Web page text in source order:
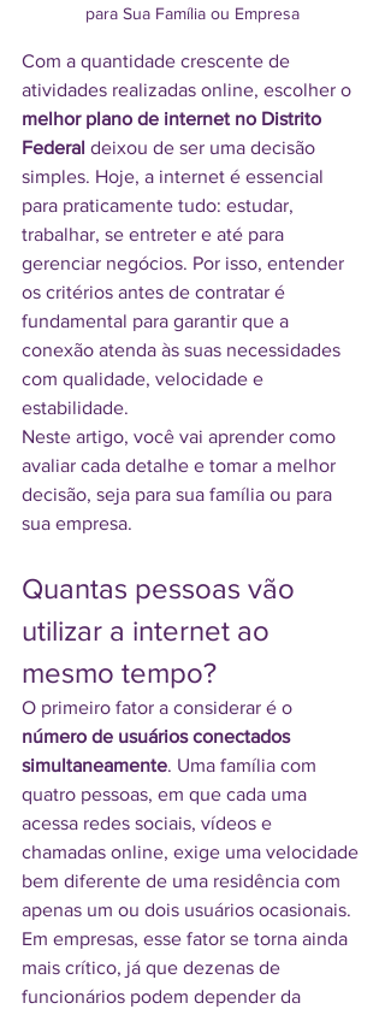
para Sua Família ou Empresa
Com a quantidade crescente de
atividades realizadas online, escolher o
melhor plano de internet no Distrito
Federal deixou de ser uma decisão
simples. Hoje, a internet é essencial
para praticamente tudo: estudar,
trabalhar, se entreter e até para
gerenciar negócios. Por isso, entender
os critérios antes de contratar é
fundamental para garantir que a
conexão atenda às suas necessidades
com qualidade, velocidade e
estabilidade.
Neste artigo, você vai aprender como
avaliar cada detalhe e tomar a melhor
decisão, seja para sua família ou para
sua empresa.
Quantas pessoas vão
utilizar a internet ao
mesmo tempo?
O primeiro fator a considerar é o
número de usuários conectados
simultaneamente. Uma família com
quatro pessoas, em que cada uma
acessa redes sociais, vídeos e
chamadas online, exige uma velocidade
bem diferente de uma residência com
apenas um ou dois usuários ocasionais.
Em empresas, esse fator se torna ainda
mais crítico, já que dezenas de
funcionários podem depender da